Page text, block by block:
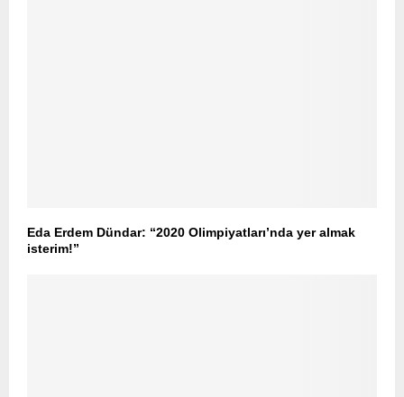
Eda Erdem Dündar: “2020 Olimpiyatları’nda yer almak
isterim!”